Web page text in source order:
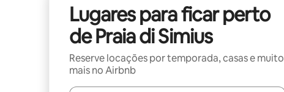
Lugares para ficar perto
de Praia di Simius
Reserve locações por temporada, casas e muito
mais no Airbnb